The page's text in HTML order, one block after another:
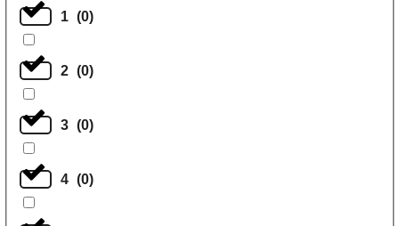
1 (0)
2 (0)
3 (0)
4 (0)